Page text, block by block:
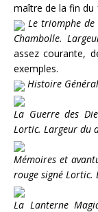
maître de la fin du
Le triomphe de
Chambolle.
assez courante,
exemples.
Histoire
La Guerre des
Lortic. Largeur du
Mémoires et
rouge signé Lortic.
La Lanterne